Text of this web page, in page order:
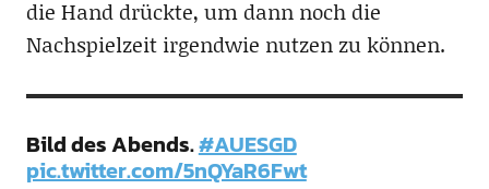
die Hand drückte, um dann noch die
Nachspielzeit irgendwie nutzen zu können.
Bild des Abends.#AUESGD
pic.twitter.com/5nQYaR6Fwt